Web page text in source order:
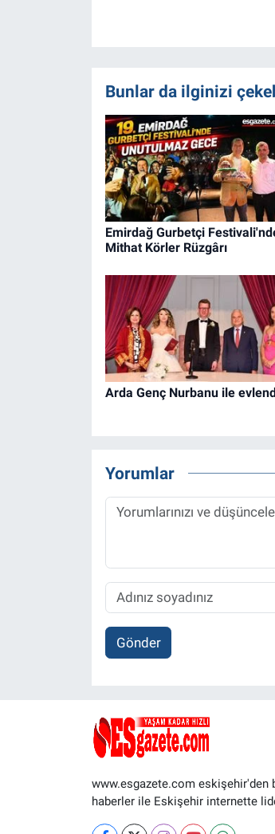
Bunlar da ilginizi
Emirdağ Gurbetçi
Mithat Körler Rüzgârı
Arda Genç Nurbanu ile
Yorumlar
Gönder
www.esgazete.com eskişehir'den
haberler ile Eskişehir internette